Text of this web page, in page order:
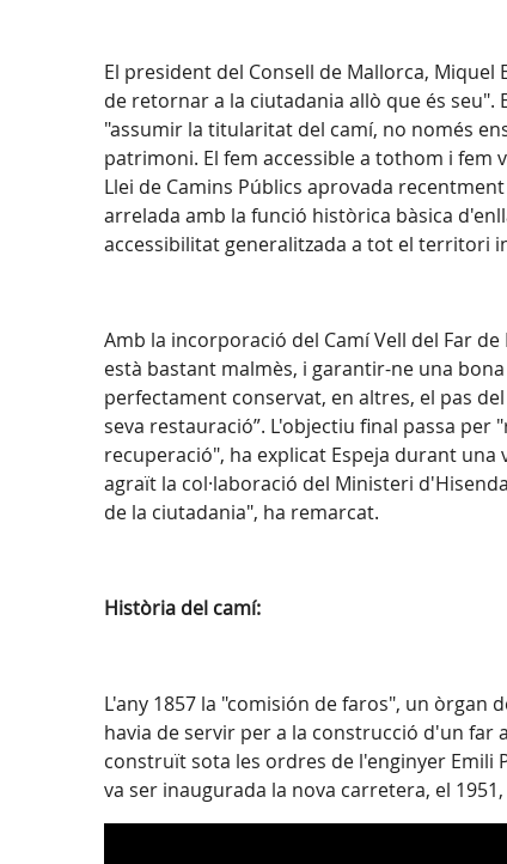
El president del Consell de Mallorca,
de retornar a la ciutadania allò que és
"assumir la titularitat del camí, no només
patrimoni. El fem accessible a tothom i
Llei de Camins Públics aprovada
arrelada amb la funció històrica bàsica
accessibilitat generalitzada a tot el territori
Amb la incorporació del Camí Vell del Far
està bastant malmès, i garantir-ne una
perfectament conservat, en altres, el pas
seva restauració”. L'objectiu final passa
recuperació", ha explicat Espeja durant una
agraït la col·laboració del Ministeri
de la ciutadania", ha remarcat.
Història del camí:
L'any 1857 la "comisión de faros", un
havia de servir per a la construcció d'un far
construït sota les ordres de l'enginyer Emili
va ser inaugurada la nova carretera, el